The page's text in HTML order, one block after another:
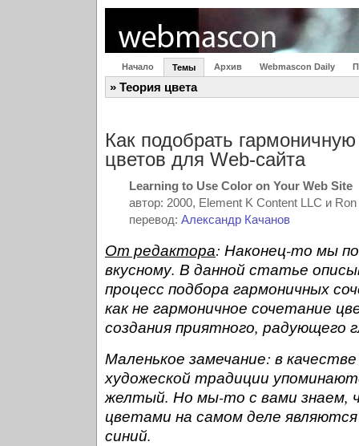
Начало Темы Архив Webmascon Daily
» Теория цвета
Как подобрать
цветов для Web-сайта
Learning to Use Color on Your Web Site
автор: 2000, Element K Content LLC и
перевод: Александр Качанов
От редактора: Наконец-то мы
вкусному. В данной статье
процесс подбора гармоничных
как не гармоничное сочетание
создания приятного, радующего
Маленькое замечание: в
художеской традиции
желтый. Но мы-то с вами знаем,
цветами на самом деле
синий.